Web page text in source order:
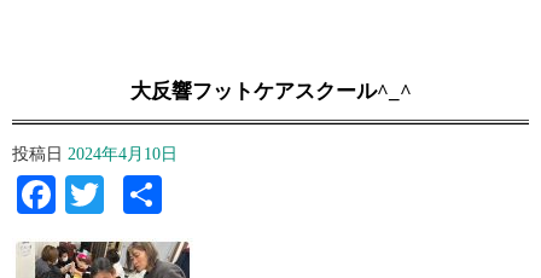
大反響フットケアスクール^_^
投稿日 2024年4月10日
Facebook
Twitter
有